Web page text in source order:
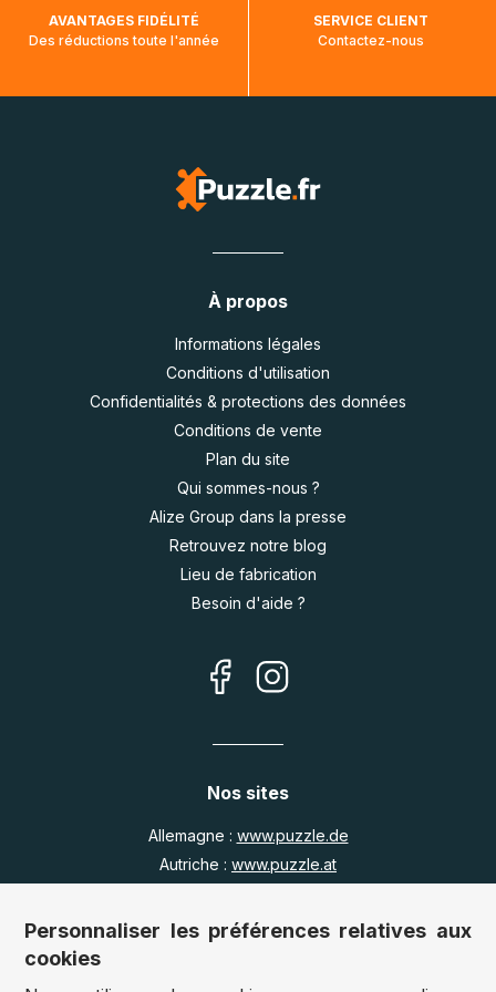
AVANTAGES FIDÉLITÉ
Des réductions toute l'année
SERVICE CLIENT
Contactez-nous
À propos
Informations légales
Conditions d'utilisation
Confidentialités & protections des données
Conditions de vente
Plan du site
Qui sommes-nous ?
Alize Group dans la presse
Retrouvez notre blog
Lieu de fabrication
Besoin d'aide ?
Nos sites
Allemagne : www.puzzle.de
Autriche : www.puzzle.at
Royaume Uni :
www.jigsawpuzzle.co.uk
Personnaliser les préférences relatives aux
cookies